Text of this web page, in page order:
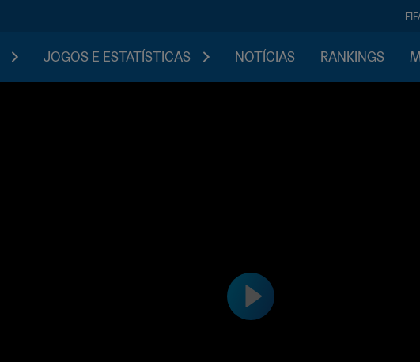
JOGOS E ESTATÍSTICAS NOTÍCIAS RANKINGS